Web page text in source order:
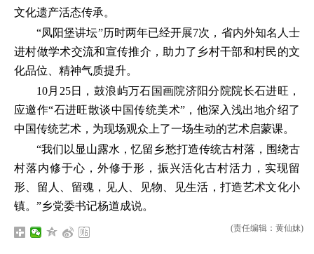
文化遗产活态传承。
“凤阳堡讲坛”历时两年已经开展7次，省内外知名人士
进村做学术交流和宣传推介，助力了乡村干部和村民的文
化品位、精神气质提升。
10月25日，鼓浪屿万石国画院济阳分院院长石进旺，
应邀作“石进旺散谈中国传统美术”，他深入浅出地介绍了
中国传统艺术，为现场观众上了一场生动的艺术启蒙课。
“我们以显山露水，忆留乡愁打造传统古村落，围绕古
村落内修于心，外修于形，振兴活化古村活力，实现留
形、留人、留魂，见人、见物、见生活，打造艺术文化小
镇。”乡党委书记杨道成说。
(责任编辑：黄仙妹)